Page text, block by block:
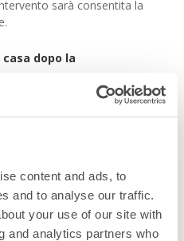
content and ads, to
and to analyse our traffic.
your use of our site with
and analytics partners who
sarà consentita la
dopo la
una settimana
essere inserito un
consente lo
il flusso di urina
asciutta nelle prime